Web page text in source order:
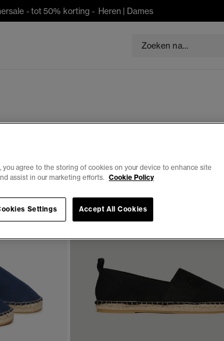
- tot 50% korting - Heren | Dames
you agree to the storing of cookies on your device to enhance site
assist in our marketing efforts. Cookie Policy
Settings Accept All Cookies